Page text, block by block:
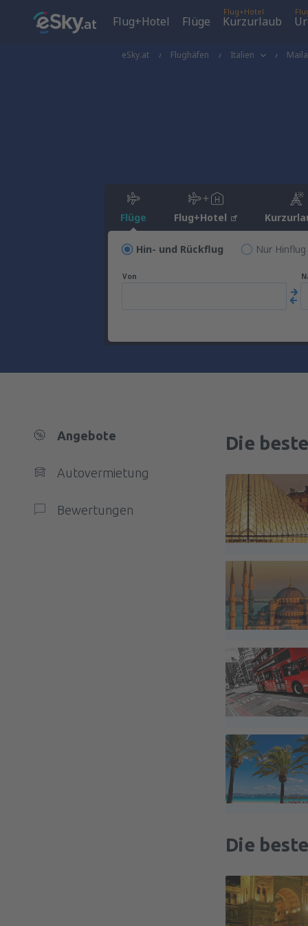
Flug+Hotel Flüge
Flug+Hotel
Kurzurlaub
eSky.at Flughäfen Italien
Flüge Flug+Hotel
Hin- und Rückflug Nur Hinflug
Von
Angebote
Autovermietung
Bewertungen
Die
Die